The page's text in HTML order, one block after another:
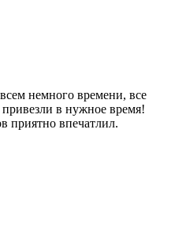
немного времени, все
в нужное время!
приятно впечатлил.